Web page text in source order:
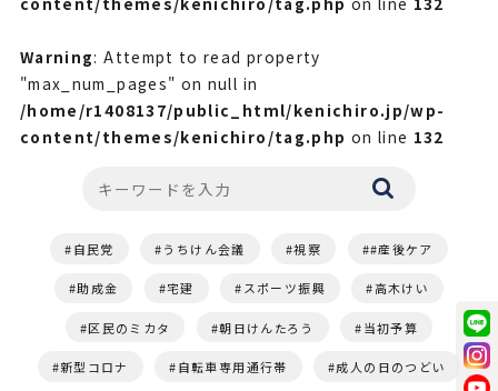
Warning: Attempt to read property
"max_num_pages" on null in
/home/r1408137/public_html/kenichiro.jp/wp-
content/themes/kenichiro/tag.php on line 132
自民党 うちけん会議 視察 #産後ケア
助成金 宅建 スポーツ振興 高木けい
区民のミカタ 朝日けんたろう 当初予算
新型コロナ 自転車専用通行帯 成人の日のつどい